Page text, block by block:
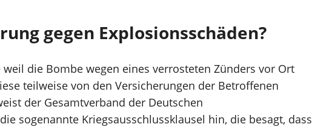
gegen Explosionsschäden?
die Bombe wegen eines verrosteten Zünders vor Ort
teilweise von den Versicherungen der Betroffenen
der Gesamtverband der Deutschen
sogenannte Kriegsausschlussklausel hin, die besagt, dass